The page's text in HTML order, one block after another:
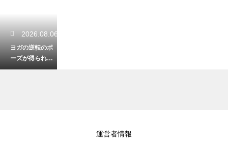
2026.08.06
ヨガの逆転のポ
ーズが得られる
驚きの効果！血
運営者情報